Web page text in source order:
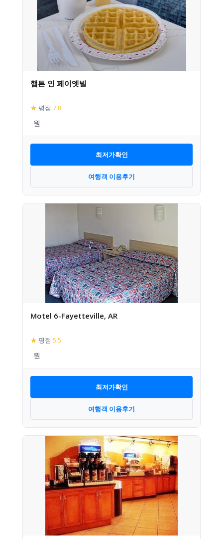
햄튼 인 페이엣빌
★ 평점 7.8
최저가확인
여행객 이용후기
Motel 6-Fayetteville, AR
★ 평점 5.5
최저가확인
여행객 이용후기